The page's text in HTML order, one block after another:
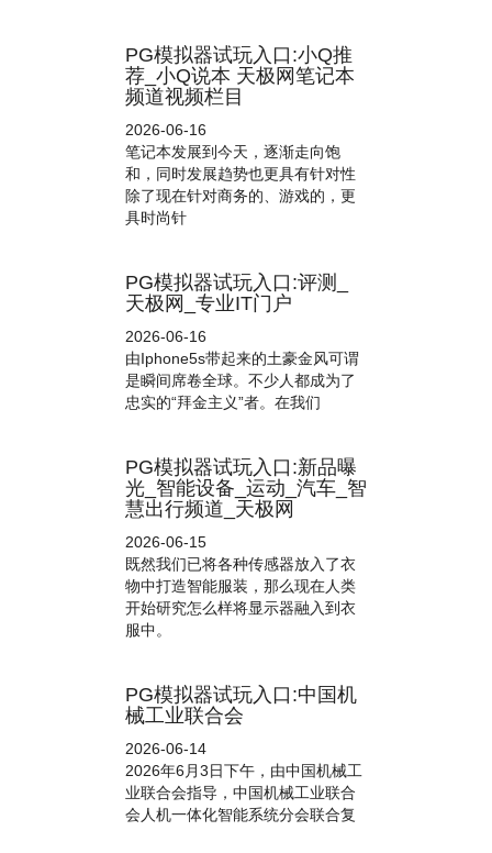
PG模拟器试玩入口:小Q推
荐_小Q说本 天极网笔记本
频道视频栏目
2026-06-16
笔记本发展到今天，逐渐走向饱
和，同时发展趋势也更具有针对性
除了现在针对商务的、游戏的，更
具时尚针
PG模拟器试玩入口:评测_
天极网_专业IT门户
2026-06-16
由Iphone5s带起来的土豪金风可谓
是瞬间席卷全球。不少人都成为了
忠实的“拜金主义”者。在我们
PG模拟器试玩入口:新品曝
光_智能设备_运动_汽车_智
慧出行频道_天极网
2026-06-15
既然我们已将各种传感器放入了衣
物中打造智能服装，那么现在人类
开始研究怎么样将显示器融入到衣
服中。
PG模拟器试玩入口:中国机
械工业联合会
2026-06-14
2026年6月3日下午，由中国机械工
业联合会指导，中国机械工业联合
会人机一体化智能系统分会联合复